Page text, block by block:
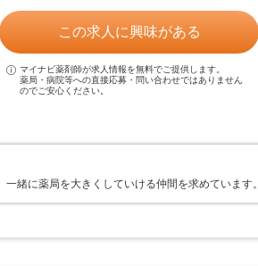
この求人に興味がある
マイナビ薬剤師が求人情報を無料でご提供します。
薬局・病院等への直接応募・問い合わせではありません
のでご安心ください。
緒に薬局を大きくしていける仲間を求めています。